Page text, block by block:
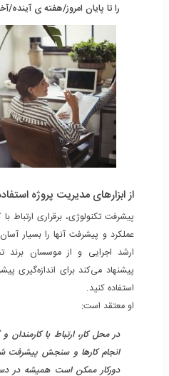
را تا پایان امروز/هفته ی آینده/
از ابزارهای مدیریت پروژه
پیشرفت تکنولوژی، برقراری ارتباط
عملکرد و پیشرفت آنها را بسیار
پیشنهاد می‌کند برای اندازه‌گیری
استفاده کنید.
او معتقد است:
در محل کار، ارتباط با کارمندان
انجام کارها و سنجش پیشرفت
دورکار ممکن است همیشه در